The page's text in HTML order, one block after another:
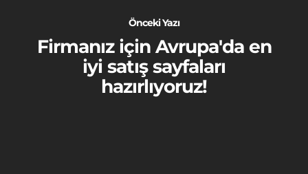
Önceki Yazı
Firmanız için Avrupa'da en
iyi satış sayfaları
hazırlıyoruz!